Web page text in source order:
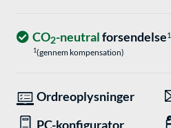
CO2-neutralforsendelse1
1(gennem kompensation)
Ordreoplysninger
PC-konfigurator